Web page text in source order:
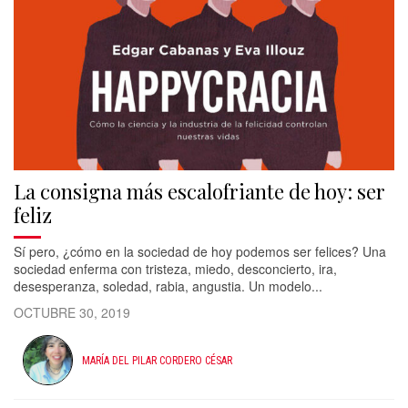
La consigna más escalofriante de hoy: ser
feliz
Sí pero, ¿cómo en la sociedad de hoy podemos ser felices? Una
sociedad enferma con tristeza, miedo, desconcierto, ira,
desesperanza, soledad, rabia, angustia. Un modelo...
OCTUBRE 30, 2019
MARÍA DEL PILAR CORDERO CÉSAR